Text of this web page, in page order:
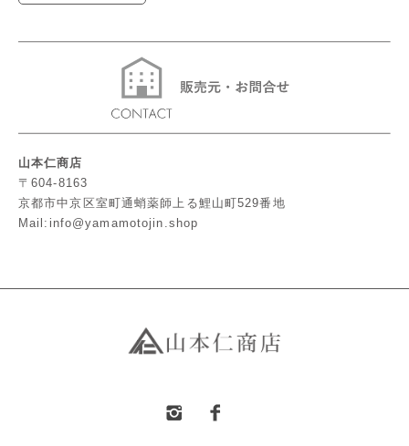
山本仁商店
〒604-8163
京都市中京区室町通蛸薬師上る鯉山町529番地
Mail:info@yamamotojin.shop